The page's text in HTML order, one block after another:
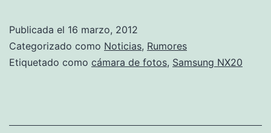
Publicada el 16 marzo, 2012
Categorizado como Noticias, Rumores
Etiquetado como cámara de fotos, Samsung NX20